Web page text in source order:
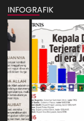
INFOGRAFIK